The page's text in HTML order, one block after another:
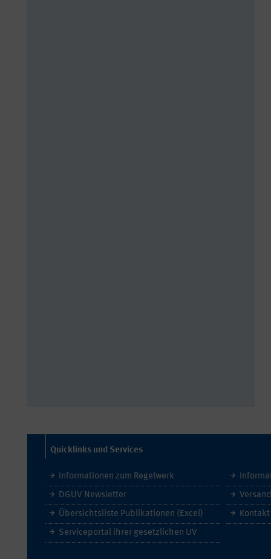
Quicklinks und Services
Informationen zum Regelwerk
DGUV Newsletter
Übersichtsliste Publikationen (Excel)
Serviceportal ihrer gesetzlichen UV
Kontakt